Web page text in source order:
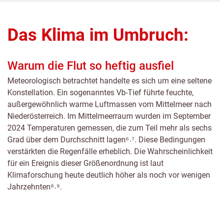
Das Klima im Umbruch:
Warum die Flut so heftig ausfiel
Meteorologisch betrachtet handelte es sich um eine seltene
Konstellation. Ein sogenanntes Vb-Tief führte feuchte,
außergewöhnlich warme Luftmassen vom Mittelmeer nach
Niederösterreich. Im Mittelmeerraum wurden im September
2024 Temperaturen gemessen, die zum Teil mehr als sechs
Grad über dem Durchschnitt lagen⁶˒⁷. Diese Bedingungen
verstärkten die Regenfälle erheblich. Die Wahrscheinlichkeit
für ein Ereignis dieser Größenordnung ist laut
Klimaforschung heute deutlich höher als noch vor wenigen
Jahrzehnten⁸˒⁹.